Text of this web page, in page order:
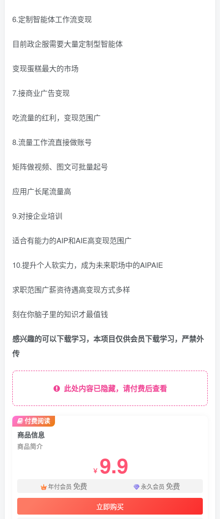
6.定制智能体工作流变现
目前政企服需要大量定制型智能体
变现蛋糕最大的市场
7.接商业广告变现
吃流量的红利，变现范围广
8.流量工作流直接做账号
矩阵做视频、图文可批量起号
应用广长尾流量高
9.对接企业培训
适合有能力的AIP和AIE高变现范围广
10.提升个人软实力，成为未来职场中的AIPAIE
求职范围广薪资待遇高变现方式多样
刻在你脑子里的知识才最值钱
感兴趣的可以下载学习，本项目仅供会员下载学习，严禁外
传
此处内容已隐藏，请付费后查看
商品信息
商品简介
￥ 9.9
年付会员 免费 永久会员 免费
立即购买
付费阅读